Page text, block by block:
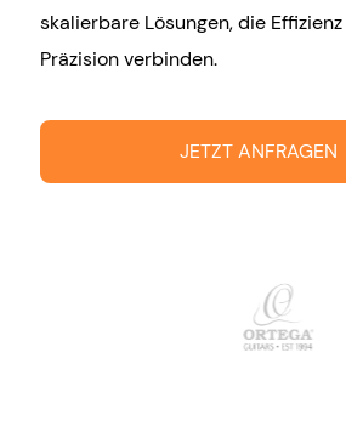
skalierbare Lösungen, die
Präzision verbinden.
JETZT ANFRAGEN